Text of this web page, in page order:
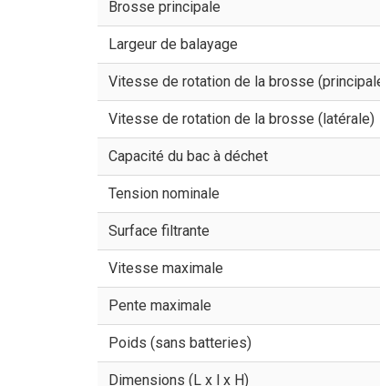
Brosse principale
Largeur de balayage
Vitesse de rotation de la brosse
Vitesse de rotation de la brosse (latérale)
Capacité du bac à déchet
Tension nominale
Surface filtrante
Vitesse maximale
Pente maximale
Poids (sans batteries)
Dimensions (L x l x H)